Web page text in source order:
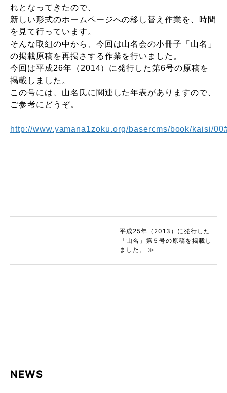
れとなってきたので、
新しい形式のホームページへの移し替え作業を、時間
を見て行っています。
そんな取組の中から、今回は山名会の小冊子「山名」
の掲載原稿を再掲さする作業を行いました。
今回は平成26年（2014）に発行した第6号の原稿を
掲載しました。
この号には、山名氏に関連した年表がありますので、
ご参考にどうぞ。
http://www.yamana1zoku.org/basercms/book/kaisi/
平成25年（2013）に発行した
「山名」第５号の原稿を掲載し
ました。 ≫
NEWS